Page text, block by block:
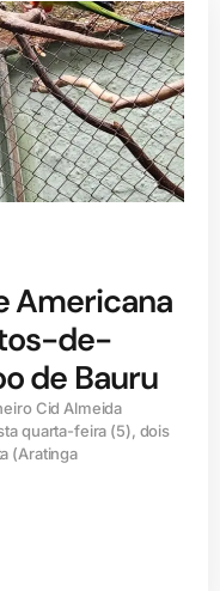
Americana
de-
de Bauru
Cid Almeida
quarta-feira (5), dois
(Aratinga